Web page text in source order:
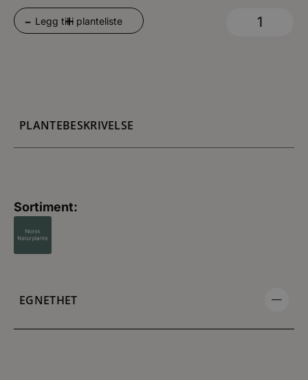
- +
Legg til i planteliste
PLANTEBESKRIVELSE
Sortiment:
EGNETHET